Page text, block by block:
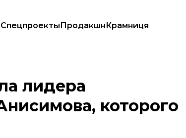
СпецпроектыПродакшнКрамниця
разыскивали шесть лет
лидера
которого